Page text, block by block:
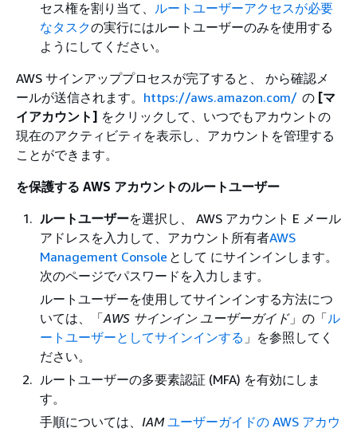
セス権を割り当て、 ルートユーザーアクセスが必要
なタスクの実行にはルートユーザーのみを使用する
ようにしてください。
AWS サインアッププロセスが完了すると、 から確認メ
ールが送信されます。 https://aws.amazon.com/ の [マ
イアカウント] をクリックして、いつでもアカウントの
現在のアクティビティを表示し、アカウントを管理する
ことができます。
を保護する AWS アカウントのルートユーザー
ルートユーザーを選択し、 AWS アカウント E メール
アドレスを入力して、アカウント所有者AWS
Management Console として にサインインします。
次のページでパスワードを入力します。
ルートユーザーを使用してサインインする方法につ
いては、「AWS サインイン ユーザーガイド」の「ル
ートユーザーとしてサインインする 」を参照してく
ださい。
ルートユーザーの多要素認証 (MFA) を有効にしま
す。
手順については、 IAM ユーザーガイドの AWS アカウ